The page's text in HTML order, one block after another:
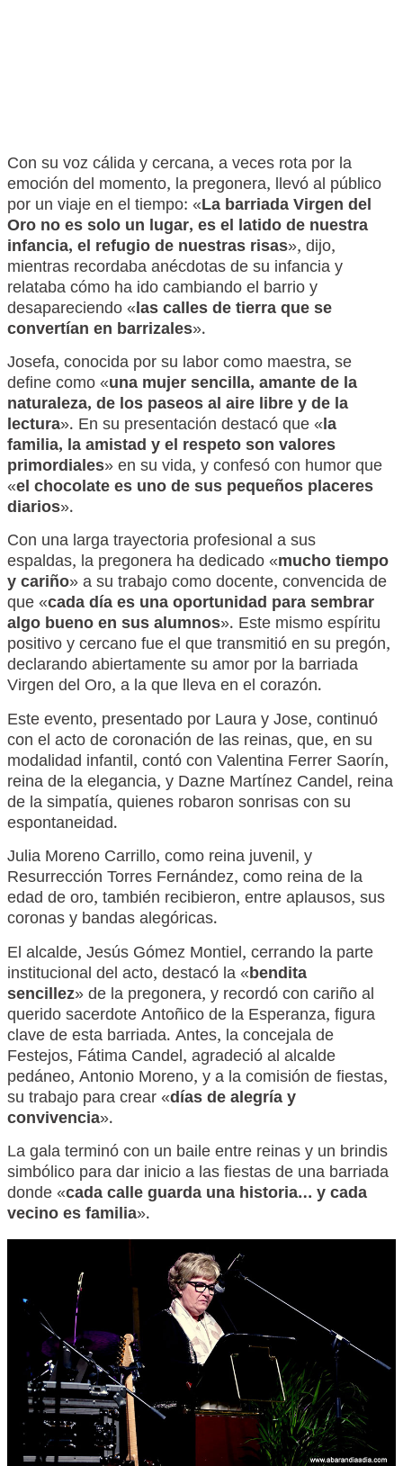
Con su voz cálida y cercana, a veces rota por la
emoción del momento, la pregonera, llevó al público
por un viaje en el tiempo: «La barriada Virgen del
Oro no es solo un lugar, es el latido de nuestra
infancia, el refugio de nuestras risas», dijo,
mientras recordaba anécdotas de su infancia y
relataba cómo ha ido cambiando el barrio y
desapareciendo «las calles de tierra que se
convertían en barrizales».
Josefa, conocida por su labor como maestra, se
define como «una mujer sencilla, amante de la
naturaleza, de los paseos al aire libre y de la
lectura». En su presentación destacó que «la
familia, la amistad y el respeto son valores
primordiales» en su vida, y confesó con humor que
«el chocolate es uno de sus pequeños placeres
diarios».
Con una larga trayectoria profesional a sus
espaldas, la pregonera ha dedicado «mucho tiempo
y cariño» a su trabajo como docente, convencida de
que «cada día es una oportunidad para sembrar
algo bueno en sus alumnos». Este mismo espíritu
positivo y cercano fue el que transmitió en su pregón,
declarando abiertamente su amor por la barriada
Virgen del Oro, a la que lleva en el corazón.
Este evento, presentado por Laura y Jose, continuó
con el acto de coronación de las reinas, que, en su
modalidad infantil, contó con Valentina Ferrer Saorín,
reina de la elegancia, y Dazne Martínez Candel, reina
de la simpatía, quienes robaron sonrisas con su
espontaneidad.
Julia Moreno Carrillo, como reina juvenil, y
Resurrección Torres Fernández, como reina de la
edad de oro, también recibieron, entre aplausos, sus
coronas y bandas alegóricas.
El alcalde, Jesús Gómez Montiel, cerrando la parte
institucional del acto, destacó la «bendita
sencillez» de la pregonera, y recordó con cariño al
querido sacerdote Antoñico de la Esperanza, figura
clave de esta barriada. Antes, la concejala de
Festejos, Fátima Candel, agradeció al alcalde
pedáneo, Antonio Moreno, y a la comisión de fiestas,
su trabajo para crear «días de alegría y
convivencia».
La gala terminó con un baile entre reinas y un brindis
simbólico para dar inicio a las fiestas de una barriada
donde «cada calle guarda una historia… y cada
vecino es familia».